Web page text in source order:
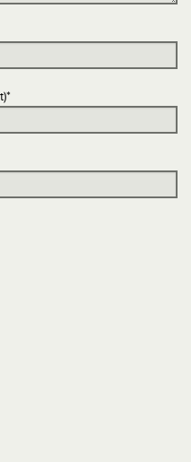
*